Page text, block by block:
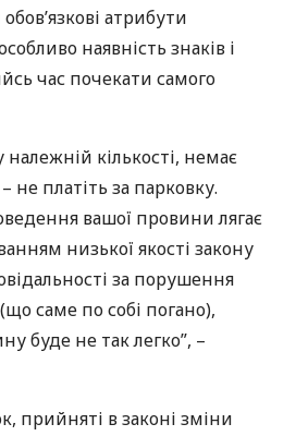
атрибути
наявність знаків і
час почекати самого
кількості, немає
не платіть за парковку.
вашої провини лягає
низької якості закону
за порушення
саме по собі погано),
буде не так легко”, –
прийняті в законі зміни